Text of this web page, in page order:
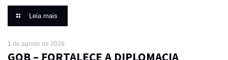
Leia mais
1 de agosto de 2026
GOB – FORTALECE A DIPLOMACIA